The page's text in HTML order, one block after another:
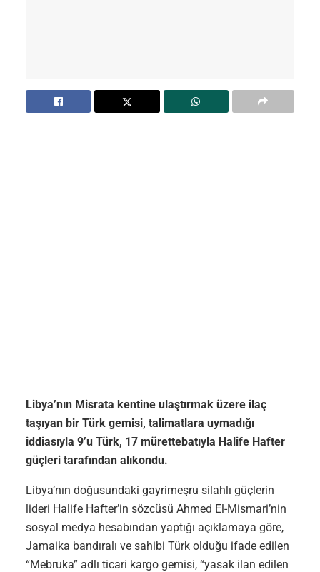
Libya’nın Misrata kentine ulaştırmak üzere ilaç
taşıyan bir Türk gemisi, talimatlara uymadığı
iddiasıyla 9’u Türk, 17 mürettebatıyla Halife Hafter
güçleri tarafından alıkondu.
Libya’nın doğusundaki gayrimeşru silahlı güçlerin
lideri Halife Hafter’in sözcüsü Ahmed El-Mismari’nin
sosyal medya hesabından yaptığı açıklamaya göre,
Jamaika bandıralı ve sahibi Türk olduğu ifade edilen
“Mebruka” adlı ticari kargo gemisi, “yasak ilan edilen